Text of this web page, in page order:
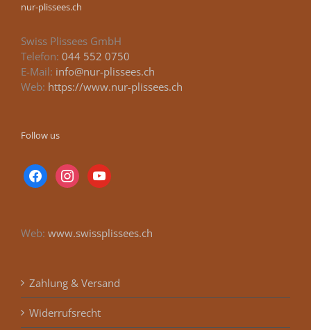
nur-plissees.ch
Swiss Plissees GmbH
Telefon: 044 552 0750
E-Mail: info@nur-plissees.ch
Web: https://www.nur-plissees.ch
Follow us
facebookinstagramyoutube
Web: www.swissplissees.ch
Zahlung & Versand
Widerrufsrecht